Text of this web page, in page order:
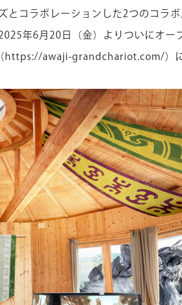
とコラボレーションした2つのコラ
年6月20日（金）よりついにオー
https://awaji-grandchariot.com/）